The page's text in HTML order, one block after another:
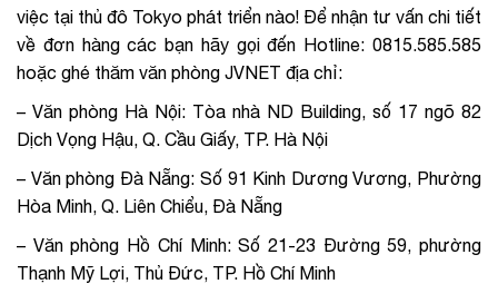
việc tại thủ đô Tokyo phát triển nào! Để nhận tư vấn chi tiết
về đơn hàng các bạn hãy gọi đến Hotline: 0815.585.585
hoặc ghé thăm văn phòng JVNET địa chỉ:
– Văn phòng Hà Nội: Tòa nhà ND Building, số 17 ngõ 82
Dịch Vọng Hậu, Q. Cầu Giấy, TP. Hà Nội
– Văn phòng Đà Nẵng: Số 91 Kinh Dương Vương, Phường
Hòa Minh, Q. Liên Chiểu, Đà Nẵng
– Văn phòng Hồ Chí Minh: Số 21-23 Đường 59, phường
Thạnh Mỹ Lợi, Thủ Đức, TP. Hồ Chí Minh